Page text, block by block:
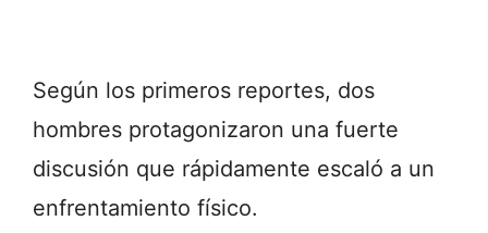
Según los primeros reportes, dos
hombres protagonizaron una fuerte
discusión que rápidamente escaló a un
enfrentamiento físico.